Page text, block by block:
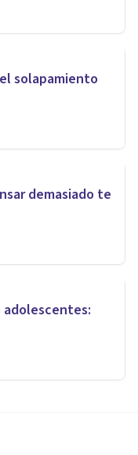
solapamiento
demasiado te
adolescentes: